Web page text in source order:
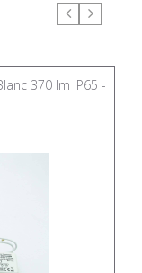
370 lm IP65 -